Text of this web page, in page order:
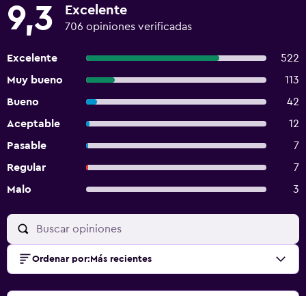
9,3 Excelente
706 opiniones verificadas
Excelente
522
Muy bueno
113
Bueno
42
Aceptable
12
Pasable
7
Regular
7
Malo
3
Ordenar por: Más recientes